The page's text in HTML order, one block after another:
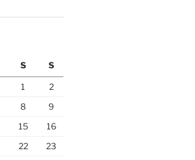
S S
1
2
8
9
15
16
22
23